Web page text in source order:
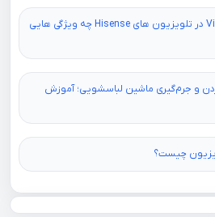
سیستم عامل Vidaa در تلویزیون های Hisense چه ویژگی هایی
و جرم‌گیری ماشین لباسشویی؛ آموزش
چیست؟